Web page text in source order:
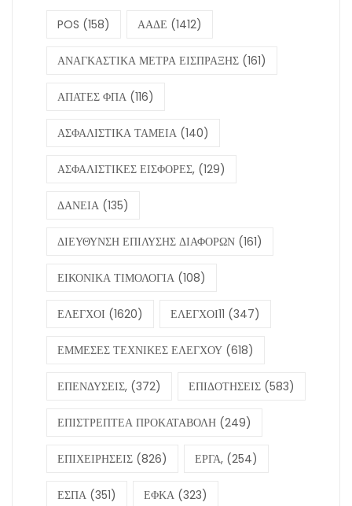
POS (158) ΑΑΔΕ (1412)
ΑΝΑΓΚΑΣΤΙΚΑ ΜΕΤΡΑ ΕΙΣΠΡΑΞΗΣ (161)
ΑΠΑΤΕΣ ΦΠΑ (116)
ΑΣΦΑΛΙΣΤΙΚΑ ΤΑΜΕΙΑ (140)
ΑΣΦΑΛΙΣΤΙΚΕΣ ΕΙΣΦΟΡΕΣ, (129)
ΔΑΝΕΙΑ (135)
ΔΙΕΥΘΥΝΣΗ ΕΠΙΛΥΣΗΣ ΔΙΑΦΟΡΩΝ (161)
ΕΙΚΟΝΙΚΑ ΤΙΜΟΛΟΓΙΑ (108)
ΕΛΕΓΧΟΙ (1620) ΕΛΕΓΧΟΙ11 (347)
ΕΜΜΕΣΕΣ ΤΕΧΝΙΚΕΣ ΕΛΕΓΧΟΥ (618)
ΕΠΕΝΔΥΣΕΙΣ, (372) ΕΠΙΔΟΤΗΣΕΙΣ (583)
ΕΠΙΣΤΡΕΠΤΕΑ ΠΡΟΚΑΤΑΒΟΛΗ (249)
ΕΠΙΧΕΙΡΗΣΕΙΣ (826) ΕΡΓΑ, (254)
ΕΣΠΑ (351) ΕΦΚΑ (323)